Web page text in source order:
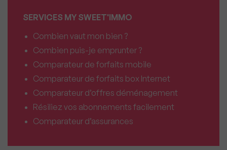
SERVICES MY SWEET'IMMO
Combien vaut mon bien ?
Combien puis-je emprunter ?
Comparateur de forfaits mobile
Comparateur de forfaits box Internet
Comparateur d’offres déménagement
Résiliez vos abonnements facilement
Comparateur d’assurances